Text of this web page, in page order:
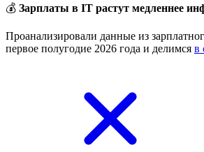
💰 Зарплаты в IT растут медленнее
Проанализировали данные из
первое полугодие 2026 года и делимся в